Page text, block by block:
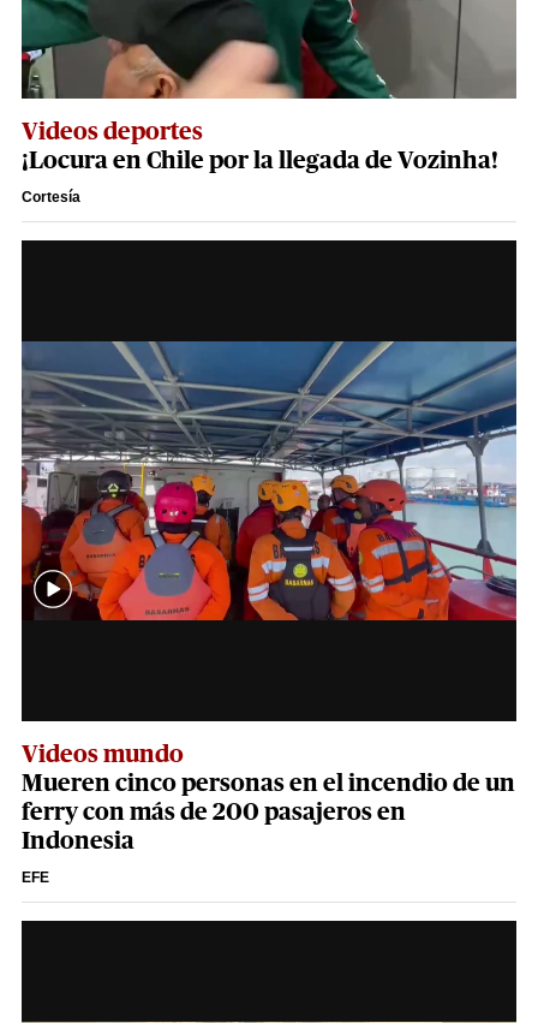
Videos deportes
¡Locura en Chile por la llegada de Vozinha!
Cortesía
Videos mundo
Mueren cinco personas en el incendio de un
ferry con más de 200 pasajeros en
Indonesia
EFE